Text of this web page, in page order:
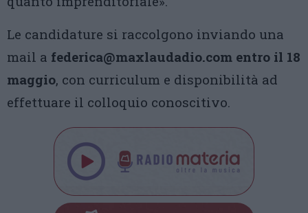
Le candidature si raccolgono inviando una
mail a federica@maxlaudadio.com entro il 18
maggio, con curriculum e disponibilità ad
effettuare il colloquio conoscitivo.